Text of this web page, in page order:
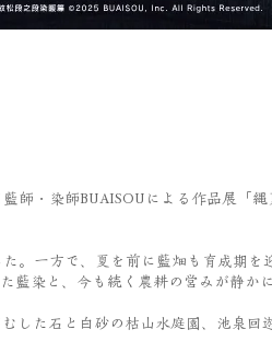
師・染師BUAISOUによる作品展「
。一方で、夏を前に藍畑も育成期を
藍染と、今も続く農耕の営みが静か
した石と白砂の枯山水庭園、池泉回